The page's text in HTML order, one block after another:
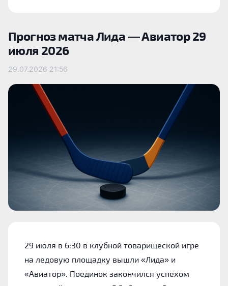
Прогноз матча Лида — Авиатор 29
июля 2026
29.07.2026 21:56
29 июля в 6:30 в клубной товарищеской игре
на ледовую площадку вышли «Лида» и
«Авиатор». Поединок закончился успехом